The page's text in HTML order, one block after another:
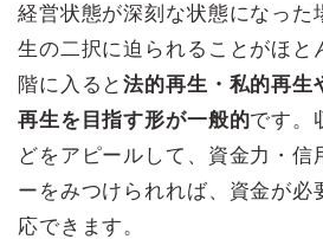
経営状態が深刻な状態になった
生の二択に迫られることがほと
階に入ると法的再生・私的再生
再生を目指す形が一般的です。
どをアピールして、資金力・信
ーをみつけられれば、資金が必
応できます。